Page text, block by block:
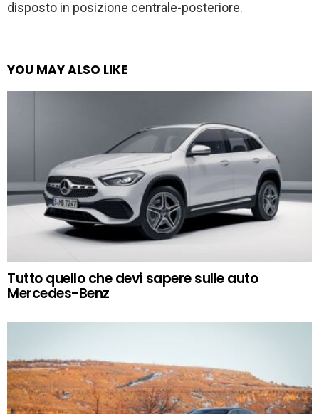
disposto in posizione centrale-posteriore.
YOU MAY ALSO LIKE
Tutto quello che devi sapere sulle auto
Mercedes-Benz